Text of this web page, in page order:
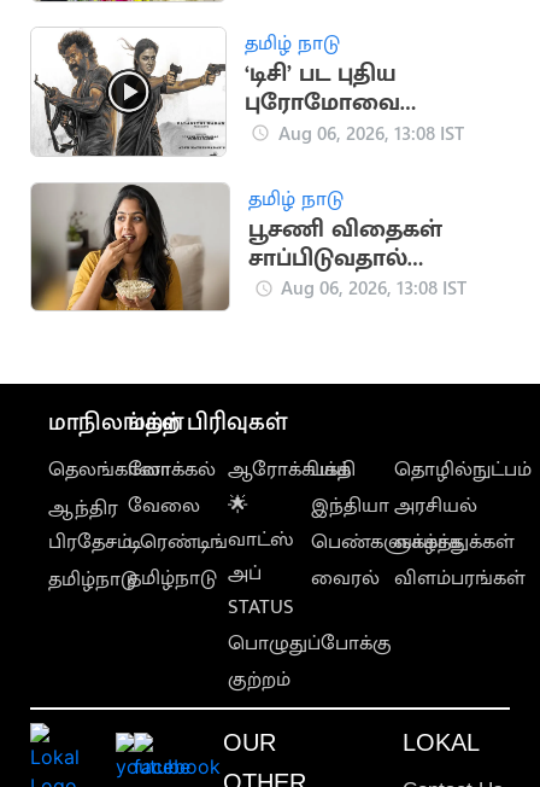
தமிழ் நாடு
‘டிசி’ பட புதிய
புரோமோவை
வெளியிட்ட படக்குழு
Aug 06, 2026, 13:08 IST
தமிழ் நாடு
பூசணி விதைகள்
சாப்பிடுவதால்
கிடைக்கும்
Aug 06, 2026, 13:08 IST
மாநிலங்கள்
தெலங்கானா
ஆந்திர
பிரதேசம்
தமிழ்நாடு
மற்ற பிரிவுகள்
லோக்கல்
வேலை
டிரெண்டிங்
தமிழ்நாடு
ஆரோக்கியம்
🌟
வாட்ஸ்
அப்
STATUS
பொழுதுப்போக்கு
குற்றம்
பக்தி
இந்தியா
பெண்களுக்காக
வைரல்
தொழில்நுட்பம்
அரசியல்
வாழ்த்துக்கள்
விளம்பரங்கள்
OUR
LOKAL